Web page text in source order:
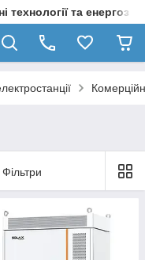
та
Фільтри